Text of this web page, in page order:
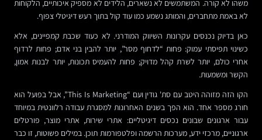
משהו לא קורה. המשתמשים לא נשארים, הלידים לא מספיק איכותיים, הלקוחות
לא באמת מתחברים, והמותג נשמע כמו עוד קול בתוך רעש דיגיטלי צפוף.
כאן בדיוק נכנסים עקרונות השיווק המודרני. לא כעוד שכבת קמפיינים, אלא
כשינוי תפיסתי עמוק: פחות “לדחוף מסר”, יותר להבין בני אדם; פחות לרדוף
אחרי כולם, יותר לשרת קהל מדויק; פחות להעמיס תכונות, יותר לבנות אמון,
הקשר ומשמעות.
הקו הזה מזוהה היטב עם סת' גודין ועם “This Is Marketing”, אבל בפועל הוא
חורג מספר אחד. הוא הפך בשנים האחרונות למסגרת עבודה רלוונטית במיוחד
עבור ארגונים שבונים נכסים דיגיטליים: אתרי שירות, אתרי מוצר, פורטלים
ארגוניים, מרכזי ידע, מערכות הרשמה ופלטפורמות תוכן. במילים פשוטות, זו כבר